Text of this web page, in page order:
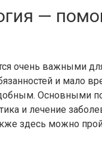
—
очень важными
и мало
Основными
и лечение
здесь можно